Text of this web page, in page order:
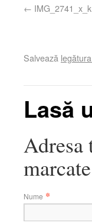
IMG_2741_x_k
Salvează
Lasă
Adresa
marcate
Nume *